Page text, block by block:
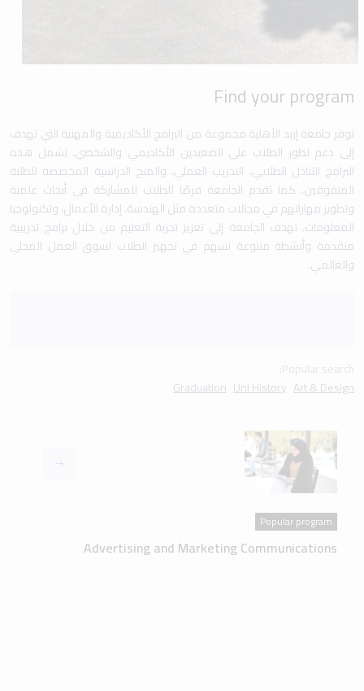
Find your program
توفر جامعة إربد الأهلية مجموعة من البرامج الأكاديمية والمهنية التي تهدف
إلى دعم تطور الطلاب على الصعيدين الأكاديمي والشخصي. تشمل هذه
البرامج التبادل الطلابي، التدريب العملي، والمنح الدراسية المخصصة للطلبة
المتفوقين. كما تقدم الجامعة فرصًا للطلاب للمشاركة في أبحاث علمية
وتطوير مهاراتهم في مجالات متعددة مثل الهندسة، إدارة الأعمال، وتكنولوجيا
المعلومات. تهدف الجامعة إلى تعزيز تجربة التعليم من خلال برامج تدريبية
متقدمة وأنشطة متنوعة تسهم في تجهيز الطلاب لسوق العمل المحلي
والعالمي.
Art & Design
Uni History
Graduation
Popular program
Advertising and Marketing Communications